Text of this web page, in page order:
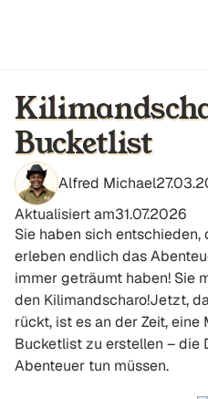
Bucketlist
Alfred Michael
Aktualisiert am31.07.2026
Sie haben sich
erleben endlich das
immer geträumt haben! Sie
den Kilimandscharo!Jetzt,
rückt, ist es an der Zeit,
Bucketlist zu erstellen – die
Abenteuer tun müssen.